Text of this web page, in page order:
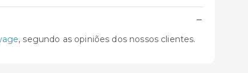
−
, segundo as opiniões dos nossos clientes.